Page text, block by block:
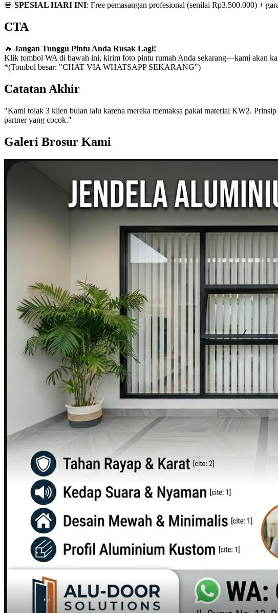
🚨 SPESIAL HARI INI: Free pemasangan profesional (senilai Rp3.500.000) +
CTA
🔥 Jangan Tunggu Pintu Anda Rusak Lagi!
Klik tombol WA di bawah ini, kirim foto pintu rumah Anda sekarang—kami akan
*(Tombol besar: "CHAT VIA WHATSAPP SEKARANG")
Catatan Akhir
"Kami tolak 3 klien bulan lalu karena mereka memaksa pakai material KW2.
partner yang cocok."
Galeri Brosur Kami